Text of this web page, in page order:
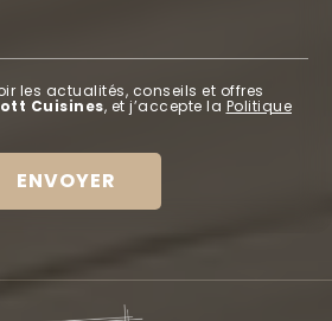
les actualités, conseils et offres
Cuisines, et j’accepte la Politique